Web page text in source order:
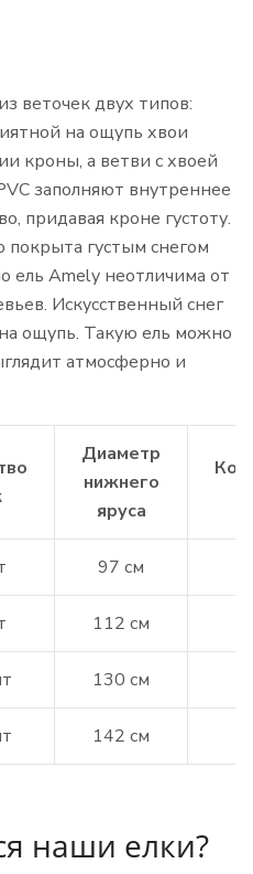
веточек двух типов:
на ощупь хвои
кроны, а ветви с хвоей
заполняют внутреннее
придавая кроне густоту.
покрыта густым снегом
ель Amely неотличима от
Искусственный снег
ощупь. Такую ель можно
атмосферно и
Диаметр
нижнего
яруса
97 см
112 см
130 см
142 см
наши елки?